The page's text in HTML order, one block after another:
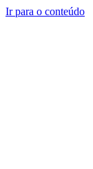
Ir para o conteúdo
Fora de Estoque